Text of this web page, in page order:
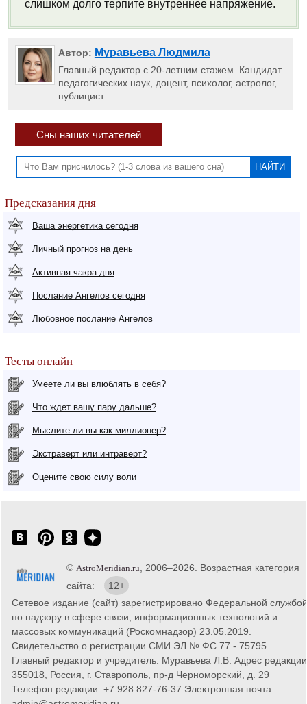
слишком долго терпите внутреннее напряжение.
Автор: Муравьева Людмила
Главный редактор с 20-летним стажем. Кандидат
педагогических наук, доцент, психолог, астролог,
публицист.
Сны наших читателей
Предсказания дня
Ваша энергетика сегодня
Личный прогноз на день
Активная чакра дня
Послание Ангелов сегодня
Любовное послание Ангелов
Тесты онлайн
Умеете ли вы влюблять в себя?
Что ждет вашу пару дальше?
Мыслите ли вы как миллионер?
Экстраверт или интраверт?
Оцените свою силу воли
© AstroMeridian.ru , 2006–2026. Возрастная категория
сайта:
12+
Сетевое издание (сайт) зарегистрировано Федеральной службой
по надзору в сфере связи, информационных технологий и
массовых коммуникаций (Роскомнадзор) 23.05.2019.
Свидетельство о регистрации СМИ ЭЛ № ФС 77 - 75795
Главный редактор и учредитель: Муравьева Л.В. Адрес
355018, Россия, г. Ставрополь, пр-д Черноморский, д. 29
Телефон редакции: +7 928 827-76-37 Электронная почта: